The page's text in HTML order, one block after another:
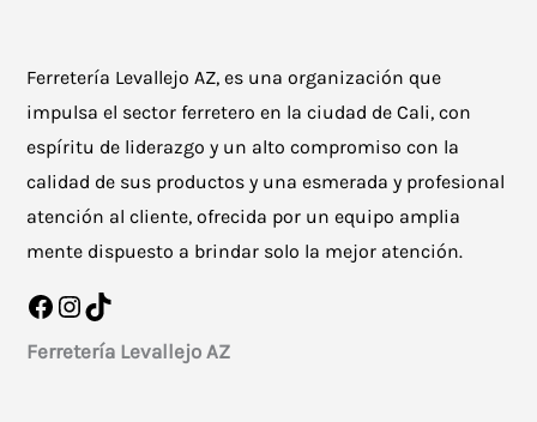
Ferretería Levallejo AZ, es una organización que
impulsa el sector ferretero en la ciudad de Cali, con
espíritu de liderazgo y un alto compromiso con la
calidad de sus productos y una esmerada y profesional
atención al cliente, ofrecida por un equipo amplia
mente dispuesto a brindar solo la mejor atención.
Facebook
Instagram
TikTok
Ferretería Levallejo AZ